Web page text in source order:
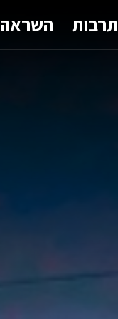
תרבות השראה